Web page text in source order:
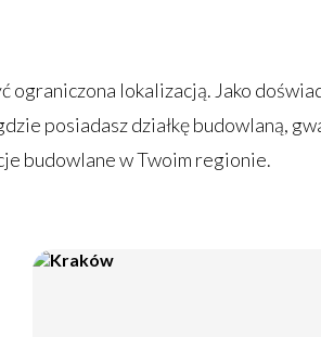
ograniczona lokalizacją. Jako
posiadasz działkę budowlaną,
budowlane w Twoim regionie.